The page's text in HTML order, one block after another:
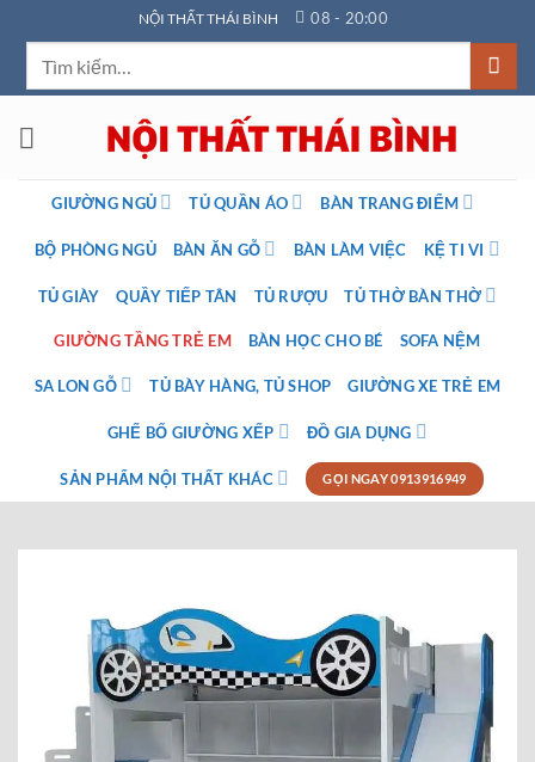
qua
dung
NỘI THẤT THÁI BÌNH 08 - 20:00
GIƯỜNG NGỦ TỦ QUẦN ÁO BÀN TRANG ĐIỂM
BỘ PHÒNG NGỦ BÀN ĂN GỖ BÀN LÀM VIỆC KỆ TI VI
TỦ GIÀY QUẦY TIẾP TÂN TỦ RƯỢU TỦ THỜ BÀN THỜ
GIƯỜNG TẦNG TRẺ EM BÀN HỌC CHO BÉ SOFA NỆM
SA LON GỖ TỦ BÀY HÀNG, TỦ SHOP GIƯỜNG XE TRẺ EM
GHẾ BỐ GIƯỜNG XẾP ĐỒ GIA DỤNG
SẢN PHẨM NỘI THẤT KHÁC GỌI NGAY 0913916949